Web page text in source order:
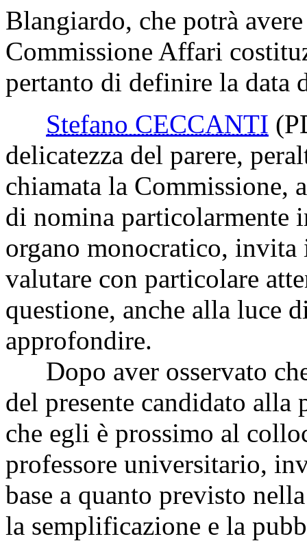
Blangiardo, che potrà
Commissione Affari
pertanto di definire la data
Stefano CECCANTI
delicatezza del parere,
chiamata la Commissione,
di nomina particolarmente
organo monocratico,
valutare con particolare
questione, anche alla luce
approfondire.
Dopo aver osservato
del presente candidato alla
che egli è prossimo al
professore universitario,
base a quanto previsto
la semplificazione e la